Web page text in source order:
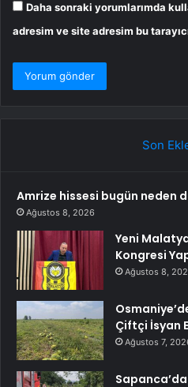
Daha sonraki yorumlarımda
adresim ve site adresim bu
Son
Amrize hissesi bugün neden
Ağustos 8, 2026
Yeni
Kongresi
Ağustos 8,
Çiftçi İsyan
Ağustos 7,